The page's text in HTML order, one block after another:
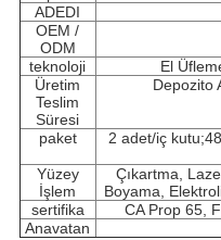
ADEDI
OEM /
ODM
teknoloji
El
Üretim
Teslim
Süresi
Depozito
paket
2 adet/iç
Yüzey
İşlem
Çıkartma,
Boyama,
sertifika
CA Prop 65,
Anavatan